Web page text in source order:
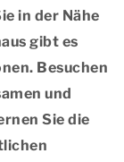
in der Nähe
gibt es
Besuchen
und
Sie die